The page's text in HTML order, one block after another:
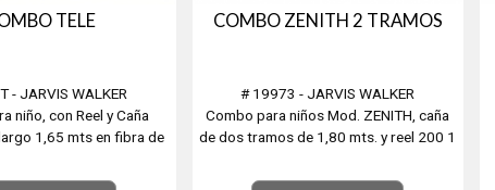
TELE
- JARVIS WALKER
niño, con Reel y Caña
1,65 mts en fibra de
COMBO ZENITH 2 TRAMOS
# 19973 - JARVIS WALKER
Combo para niños Mod. ZENITH, caña
de dos tramos de 1,80 mts. y reel 200 1
Carga de tanza incluída.